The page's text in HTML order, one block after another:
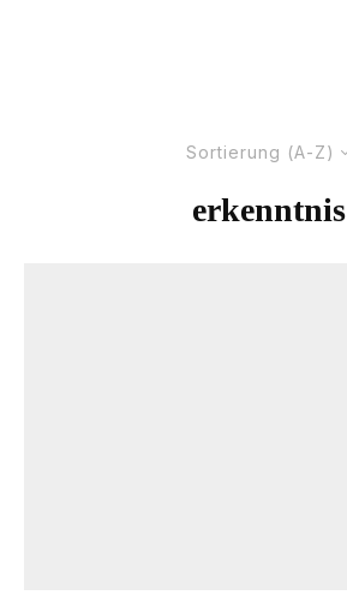
Sortierung (A-Z)
erkenntnis